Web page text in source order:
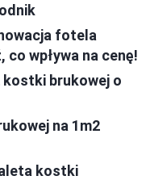
fotela
wpływa na cenę!
kostki brukowej o
na 1m2
kostki